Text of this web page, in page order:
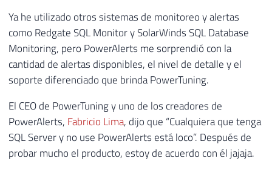
Ya he utilizado otros sistemas de monitoreo y alertas
como Redgate SQL Monitor y SolarWinds SQL Database
Monitoring, pero PowerAlerts me sorprendió con la
cantidad de alertas disponibles, el nivel de detalle y el
soporte diferenciado que brinda PowerTuning.
El CEO de PowerTuning y uno de los creadores de
PowerAlerts, Fabricio Lima, dijo que “Cualquiera que tenga
SQL Server y no use PowerAlerts está loco”. Después de
probar mucho el producto, estoy de acuerdo con él jajaja.